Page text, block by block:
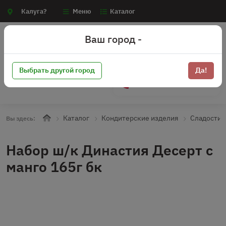
Калуга? Меню Каталог
Вы здесь: Каталог Кондитерские изделия Сладости
Набор ш/к Династия Десерт с
манго 165г бк
Ваш город -
Выбрать другой город Да!